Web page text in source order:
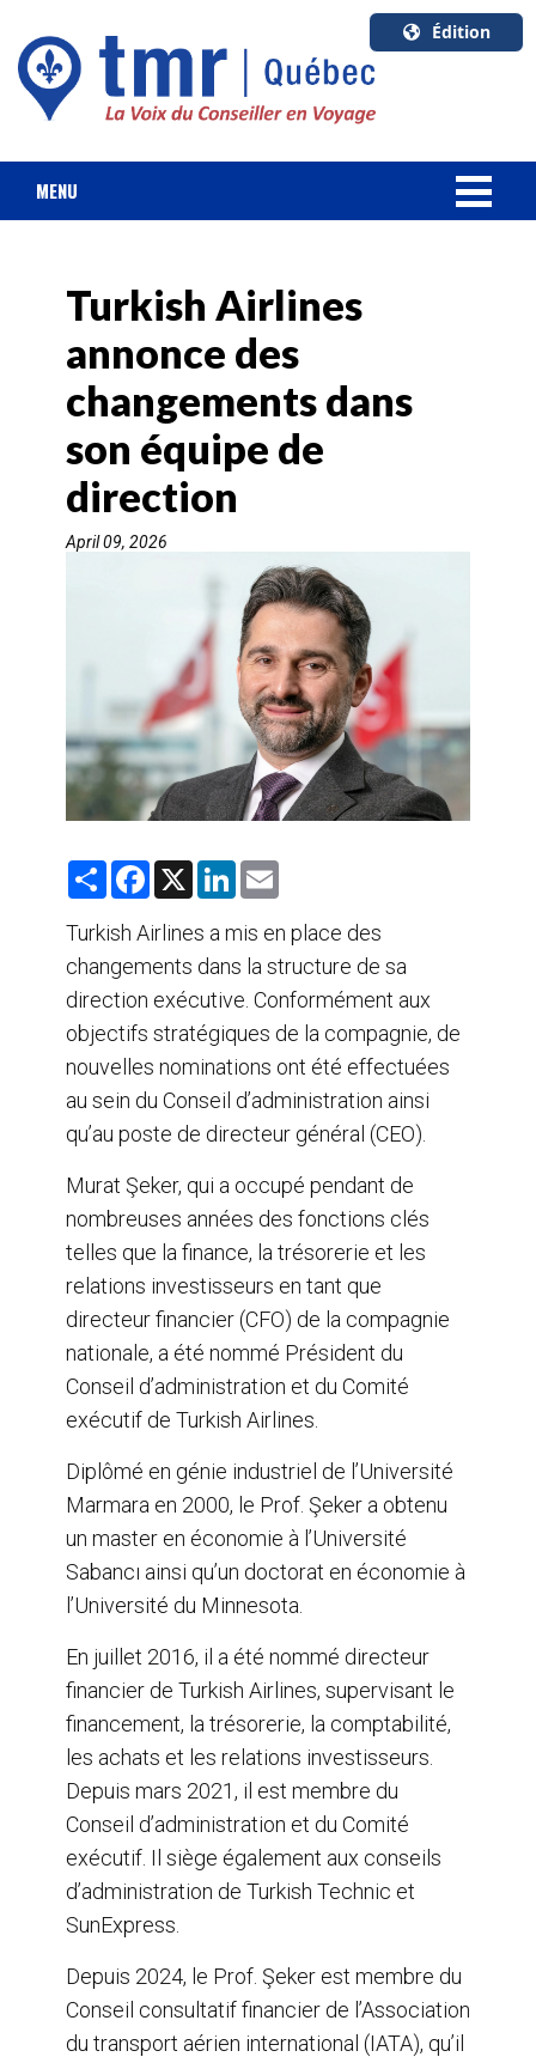
Édition
U.S.A.
English
Canada
MENU
FORFAIT VACANCES
CROISIÈRES
HOTELS & RESORTS
DESTINATIONS
FORMATION & RESSOURCES
Turkish Airlines
annonce des
changements dans
son équipe de
direction
April 09, 2026
S
r
e
F
e
b
o
k
X
L
k
e
d
n
i
Turkish Airlines a mis en place des
changements dans la structure de sa
direction exécutive. Conformément aux
objectifs stratégiques de la compagnie, de
nouvelles nominations ont été effectuées
au sein du Conseil d’administration ainsi
qu’au poste de directeur général (CEO).
Murat Şeker, qui a occupé pendant de
nombreuses années des fonctions clés
telles que la finance, la trésorerie et les
relations investisseurs en tant que
directeur financier (CFO) de la compagnie
nationale, a été nommé Président du
Conseil d’administration et du Comité
exécutif de Turkish Airlines.
Diplômé en génie industriel de l’Université
Marmara en 2000, le Prof. Şeker a obtenu
un master en économie à l’Université
Sabancı ainsi qu’un doctorat en économie à
l’Université du Minnesota.
En juillet 2016, il a été nommé directeur
financier de Turkish Airlines, supervisant le
financement, la trésorerie, la comptabilité,
les achats et les relations investisseurs.
Depuis mars 2021, il est membre du
Conseil d’administration et du Comité
exécutif. Il siège également aux conseils
d’administration de Turkish Technic et
SunExpress.
Depuis 2024, le Prof. Şeker est membre du
Conseil consultatif financier de l’Association
du transport aérien international (IATA), qu’il